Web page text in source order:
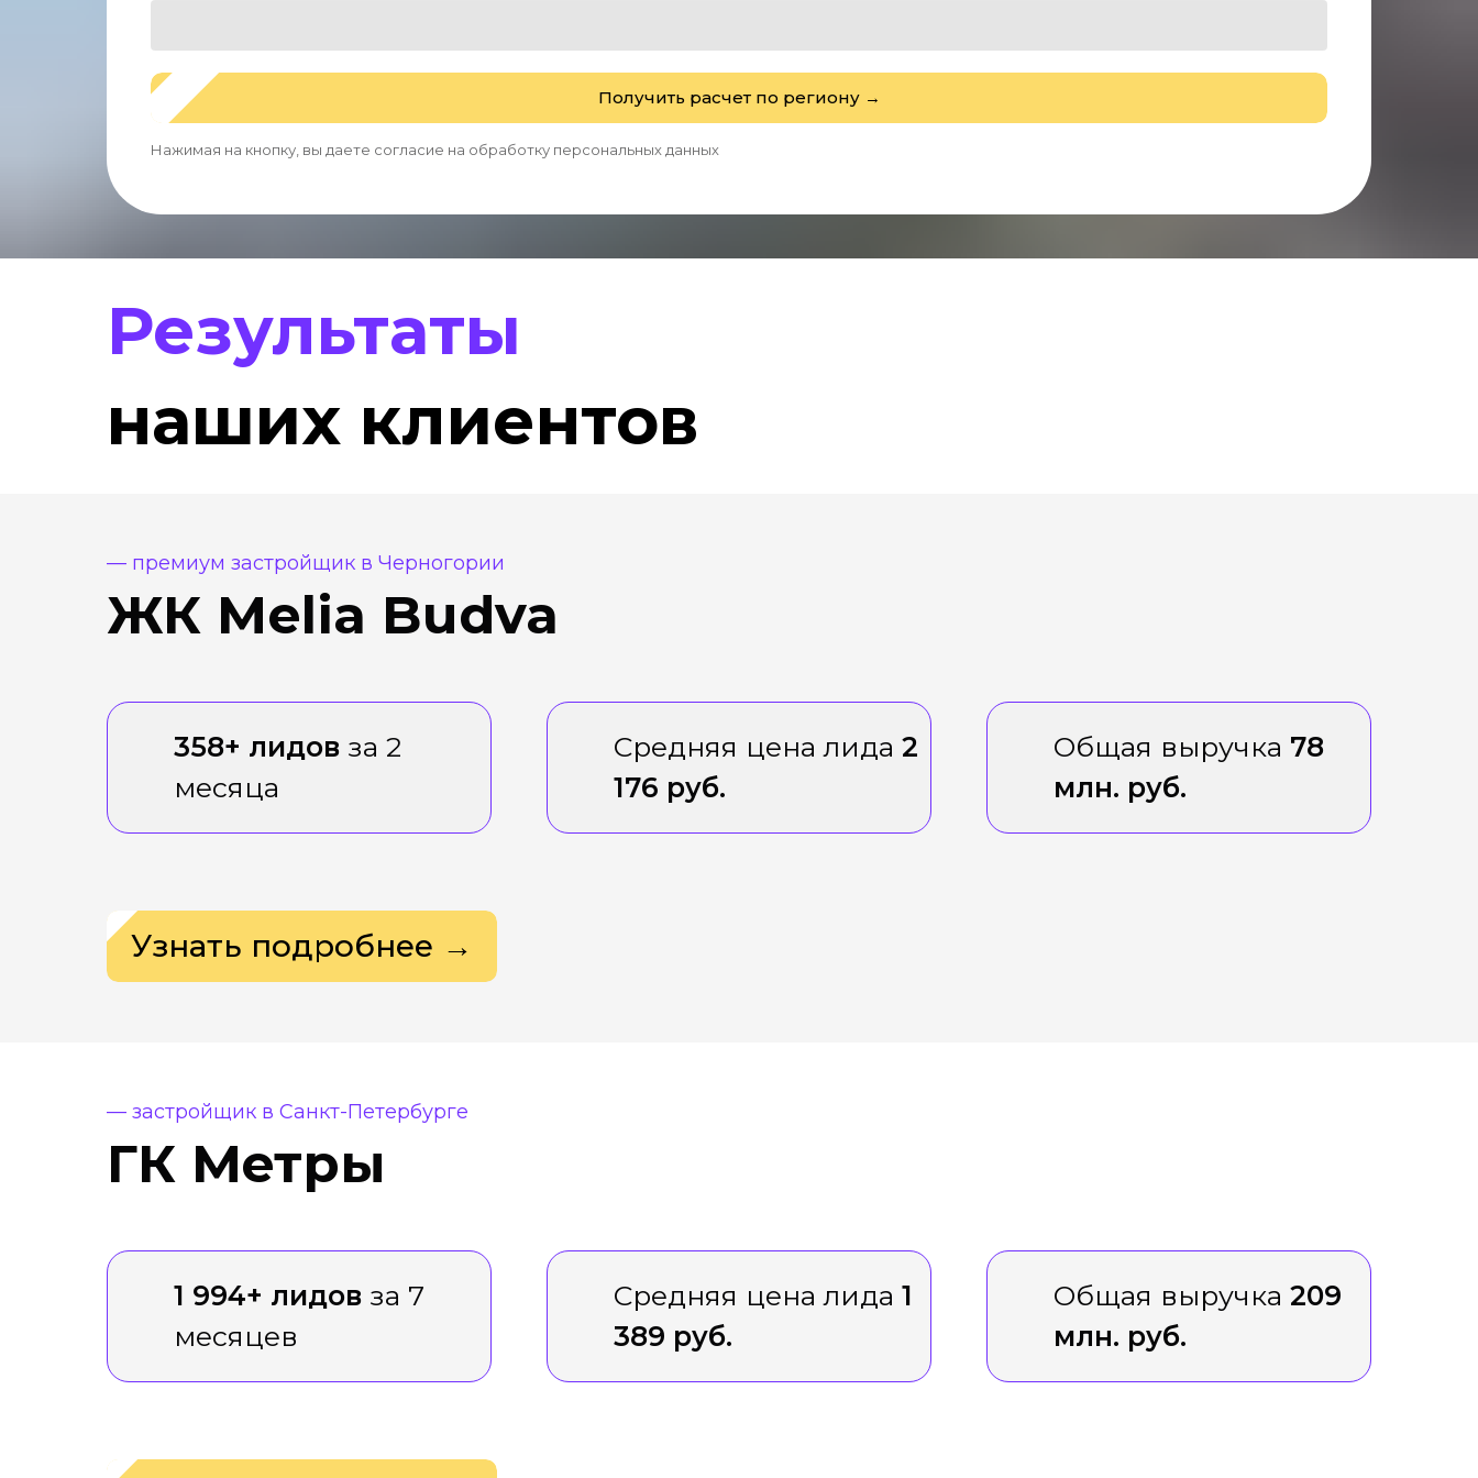
Получить расчет по региону →
Нажимая на кнопку, вы даете согласие на обработку персональных данных
Результаты
наших клиентов
— премиум застройщик в Черногории
ЖК Melia Budva
358+ лидов за 2
месяца
Средняя цена лида 2
176 руб.
Общая выручка 78
млн. руб.
Узнать подробнее →
— застройщик в Санкт-Петербурге
ГК Метры
1 994+ лидов за 7
месяцев
Средняя цена лида 1
389 руб.
Общая выручка 209
млн. руб.